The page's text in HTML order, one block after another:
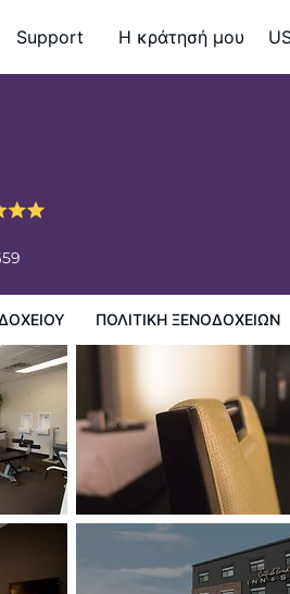
Support Η κράτησή μου
ΠΟΛΙΤΙΚΗ ΞΕΝΟΔΟΧΕΊΩΝ